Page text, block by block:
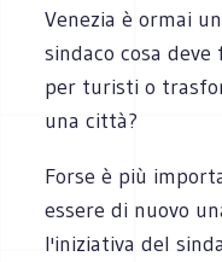
Venezia è ormai
sindaco cosa
per turisti o
una città?
Forse è più
essere di nuovo
l'iniziativa del